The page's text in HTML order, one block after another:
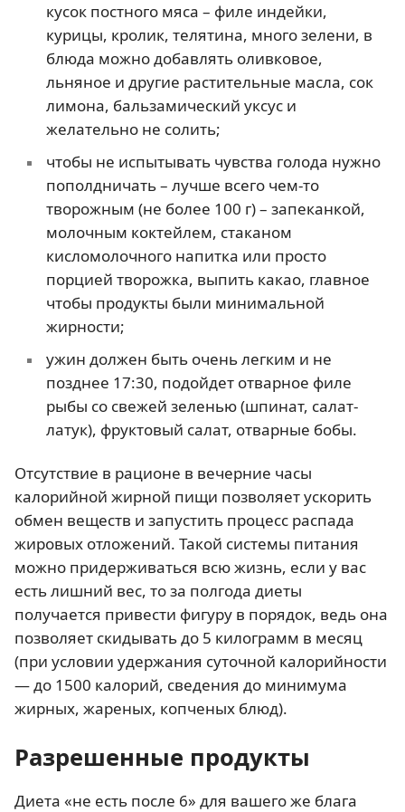
кусок постного мяса – филе индейки,
курицы, кролик, телятина, много зелени, в
блюда можно добавлять оливковое,
льняное и другие растительные масла, сок
лимона, бальзамический уксус и
желательно не солить;
чтобы не испытывать чувства голода нужно
пополдничать – лучше всего чем-то
творожным (не более 100 г) – запеканкой,
молочным коктейлем, стаканом
кисломолочного напитка или просто
порцией творожка, выпить какао, главное
чтобы продукты были минимальной
жирности;
ужин должен быть очень легким и не
позднее 17:30, подойдет отварное филе
рыбы со свежей зеленью (шпинат, салат-
латук), фруктовый салат, отварные бобы.
Отсутствие в рационе в вечерние часы
калорийной жирной пищи позволяет ускорить
обмен веществ и запустить процесс распада
жировых отложений. Такой системы питания
можно придерживаться всю жизнь, если у вас
есть лишний вес, то за полгода диеты
получается привести фигуру в порядок, ведь она
позволяет скидывать до 5 килограмм в месяц
(при условии удержания суточной калорийности
— до 1500 калорий, сведения до минимума
жирных, жареных, копченых блюд).
Разрешенные продукты
Диета «не есть после 6» для вашего же блага